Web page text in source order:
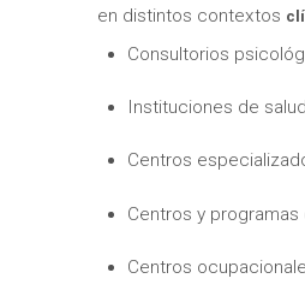
en distintos contextos
Consultorios
Instituciones de
Centros
Centros y
Centros